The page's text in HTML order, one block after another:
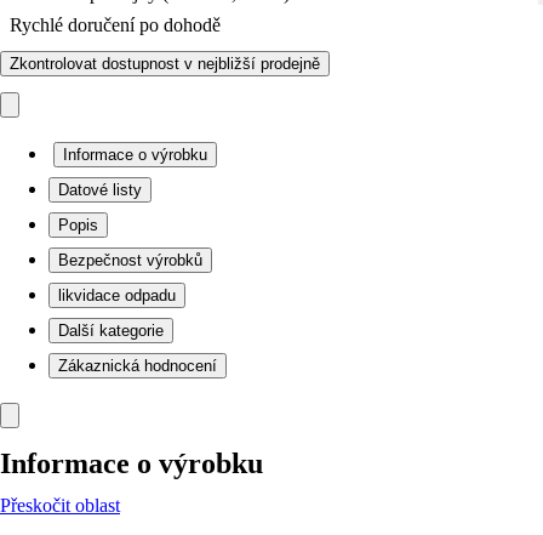
Rychlé doručení po dohodě
Zkontrolovat dostupnost v nejbližší prodejně
Informace o výrobku
Datové listy
Popis
Bezpečnost výrobků
likvidace odpadu
Další kategorie
Zákaznická hodnocení
Informace o výrobku
Přeskočit oblast